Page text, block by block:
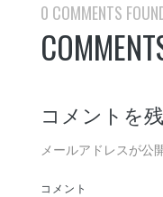
0 COMMENTS
コメントを
メールアドレスが公
コメント